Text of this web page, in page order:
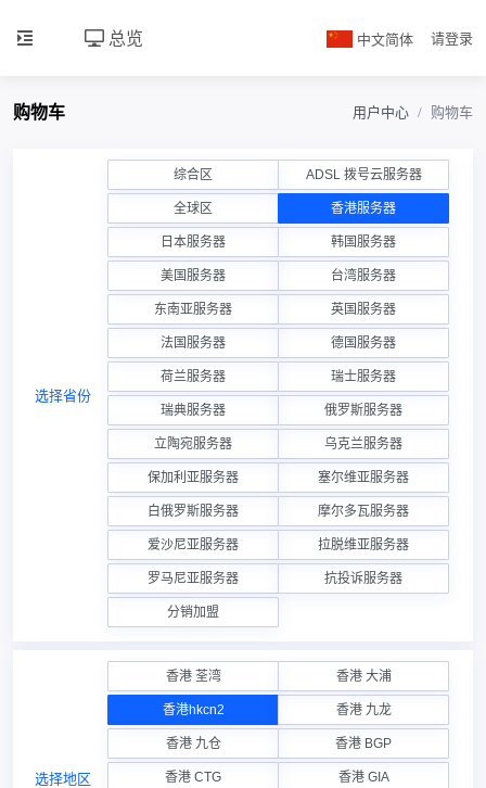
总览 中文简体 请登录
购物车 用户中心 购物车
选择省份
综合区 ADSL 拨号云服务器
全球区 香港服务器
日本服务器 韩国服务器
美国服务器 台湾服务器
东南亚服务器 英国服务器
法国服务器 德国服务器
荷兰服务器 瑞士服务器
瑞典服务器 俄罗斯服务器
立陶宛服务器 乌克兰服务器
保加利亚服务器 塞尔维亚服务器
白俄罗斯服务器 摩尔多瓦服务器
爱沙尼亚服务器 拉脱维亚服务器
罗马尼亚服务器 抗投诉服务器
分销加盟
选择地区
香港 荃湾 香港 大浦
香港hkcn2 香港 九龙
香港 九仓 香港 BGP
香港 CTG 香港 GIA